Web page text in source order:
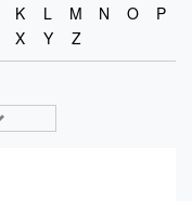
K L M N O
P
X Y Z